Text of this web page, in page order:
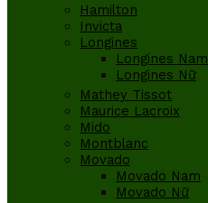
Hamilton
Invicta
Longines
Longines Nam
Longines Nữ
Mathey Tissot
Maurice Lacroix
Mido
Montblanc
Movado
Movado Nam
Movado Nữ